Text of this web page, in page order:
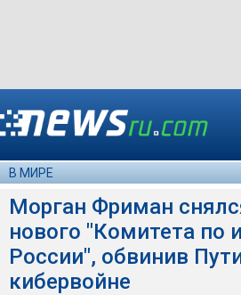
В МИРЕ
Морган Фриман
нового "Комитета по
России", обвинив
кибервойне